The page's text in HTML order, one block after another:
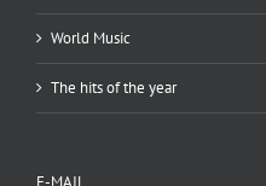
World Music
The hits of the year
E-MAIL